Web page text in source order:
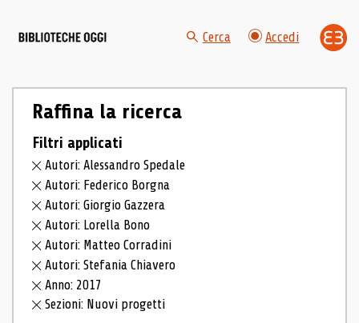
Cerca Accedi
Raffina la ricerca
Filtri applicati
Autori: Alessandro Spedale
Autori: Federico Borgna
Autori: Giorgio Gazzera
Autori: Lorella Bono
Autori: Matteo Corradini
Autori: Stefania Chiavero
Anno: 2017
Sezioni: Nuovi progetti